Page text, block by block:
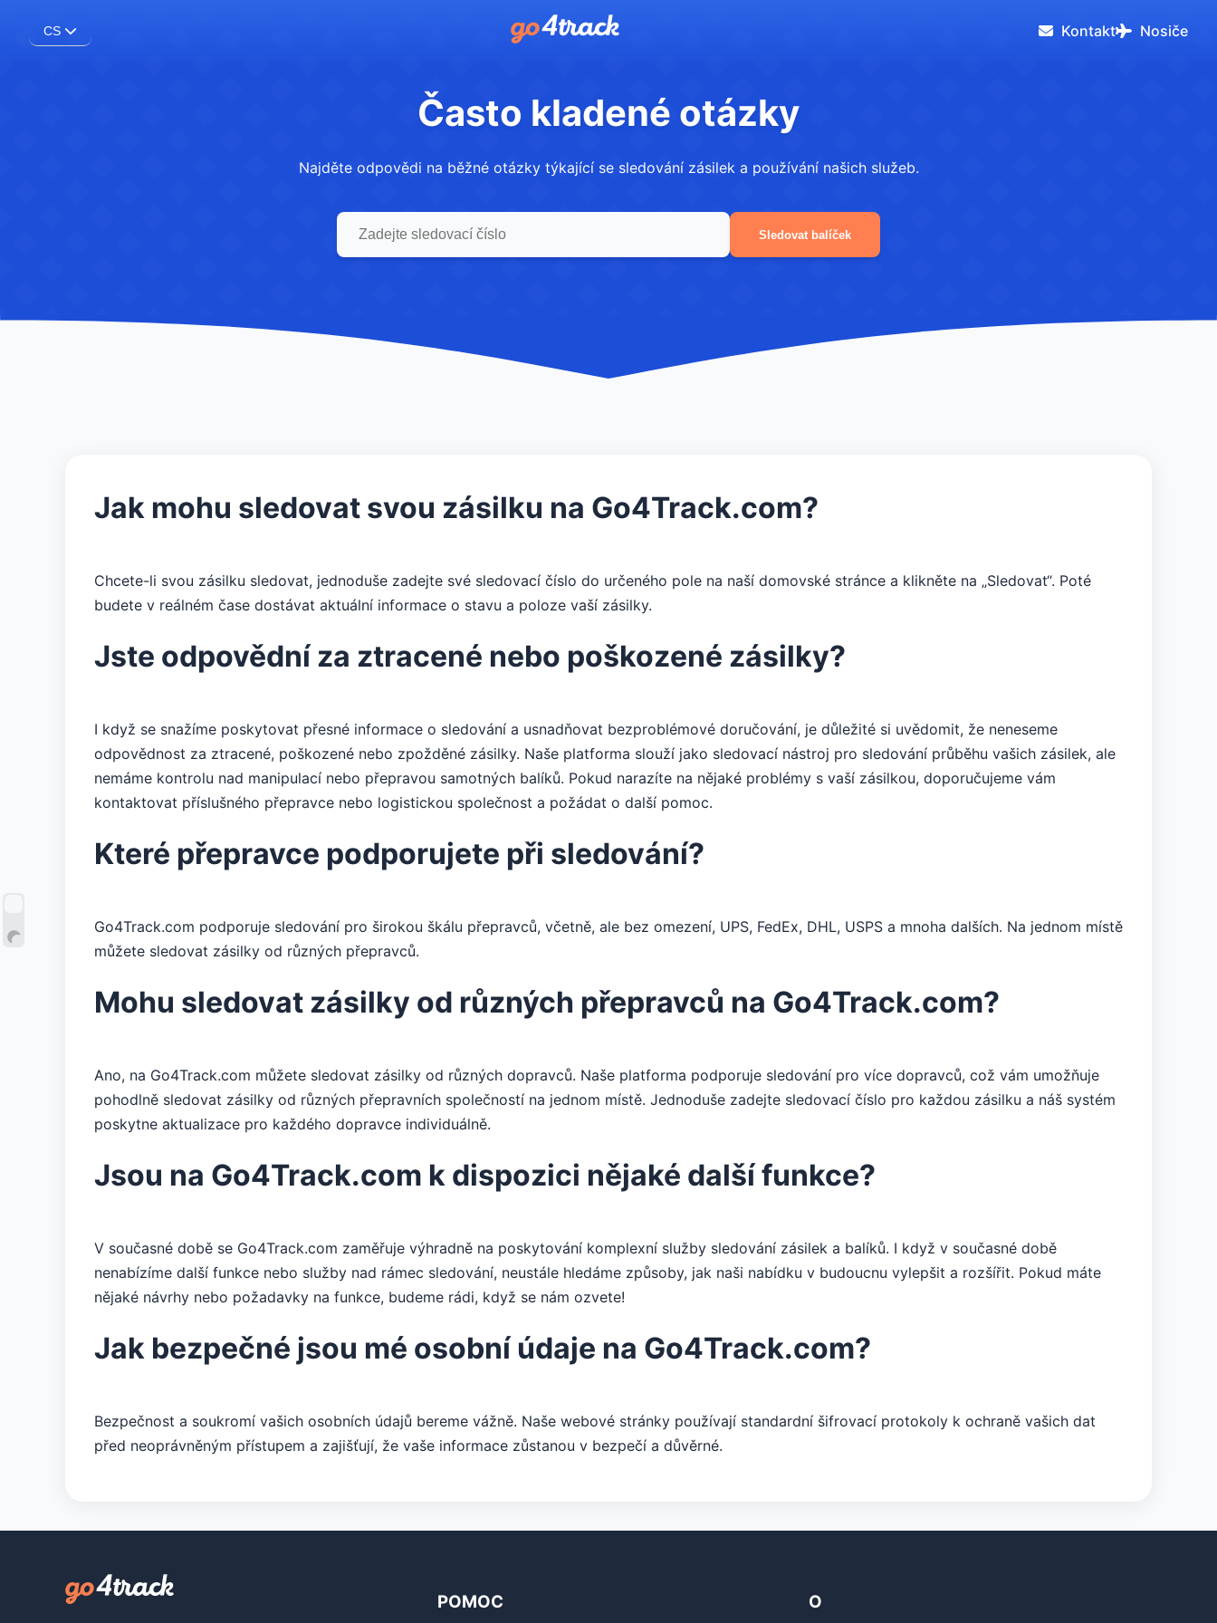
CS Kontakt Nosiče
Často kladené otázky
Najděte odpovědi na běžné otázky týkající se sledování zásilek a používání našich služeb.
Sledovat balíček
Jak mohu sledovat svou zásilku na Go4Track.com?
Chcete-li svou zásilku sledovat, jednoduše zadejte své sledovací číslo do určeného pole na naší domovské stránce a klikněte na „Sledovat“. Poté
budete v reálném čase dostávat aktuální informace o stavu a poloze vaší zásilky.
Jste odpovědní za ztracené nebo poškozené zásilky?
I když se snažíme poskytovat přesné informace o sledování a usnadňovat bezproblémové doručování, je důležité si uvědomit, že neneseme
odpovědnost za ztracené, poškozené nebo zpožděné zásilky. Naše platforma slouží jako sledovací nástroj pro sledování průběhu vašich zásilek, ale
nemáme kontrolu nad manipulací nebo přepravou samotných balíků. Pokud narazíte na nějaké problémy s vaší zásilkou, doporučujeme vám
kontaktovat příslušného přepravce nebo logistickou společnost a požádat o další pomoc.
Které přepravce podporujete při sledování?
Go4Track.com podporuje sledování pro širokou škálu přepravců, včetně, ale bez omezení, UPS, FedEx, DHL, USPS a mnoha dalších. Na jednom místě
můžete sledovat zásilky od různých přepravců.
Mohu sledovat zásilky od různých přepravců na Go4Track.com?
Ano, na Go4Track.com můžete sledovat zásilky od různých dopravců. Naše platforma podporuje sledování pro více dopravců, což vám umožňuje
pohodlně sledovat zásilky od různých přepravních společností na jednom místě. Jednoduše zadejte sledovací číslo pro každou zásilku a náš systém
poskytne aktualizace pro každého dopravce individuálně.
Jsou na Go4Track.com k dispozici nějaké další funkce?
V současné době se Go4Track.com zaměřuje výhradně na poskytování komplexní služby sledování zásilek a balíků. I když v současné době
nenabízíme další funkce nebo služby nad rámec sledování, neustále hledáme způsoby, jak naši nabídku v budoucnu vylepšit a rozšířit. Pokud máte
nějaké návrhy nebo požadavky na funkce, budeme rádi, když se nám ozvete!
Jak bezpečné jsou mé osobní údaje na Go4Track.com?
Bezpečnost a soukromí vašich osobních údajů bereme vážně. Naše webové stránky používají standardní šifrovací protokoly k ochraně vašich dat
před neoprávněným přístupem a zajišťují, že vaše informace zůstanou v bezpečí a důvěrné.
POMOC O